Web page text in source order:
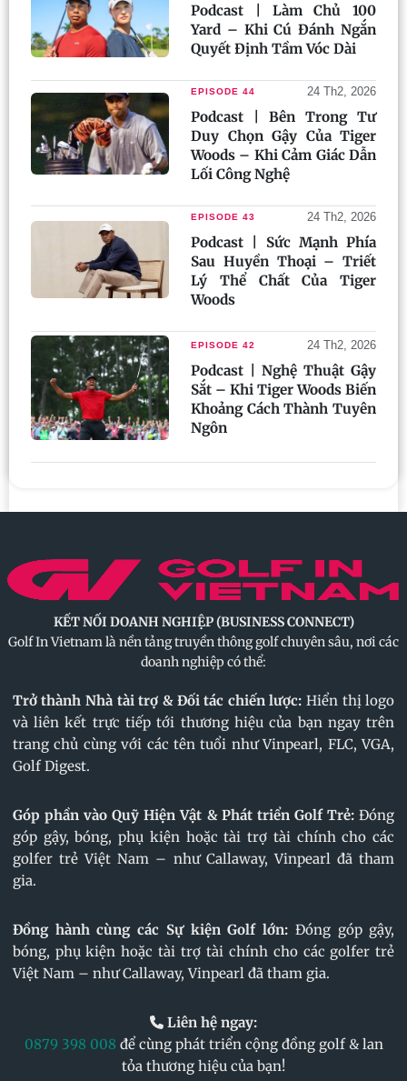
Podcast | Làm Chủ 100
Yard – Khi Cú Đánh Ngắn
Quyết Định Tầm Vóc Dài
EPISODE 44 24 Th2, 2026
Podcast | Bên Trong Tư
Duy Chọn Gậy Của Tiger
Woods – Khi Cảm Giác Dẫn
Lối Công Nghệ
EPISODE 43 24 Th2, 2026
Podcast | Sức Mạnh Phía
Sau Huyền Thoại – Triết
Lý Thể Chất Của Tiger
Woods
EPISODE 42 24 Th2, 2026
Podcast | Nghệ Thuật Gậy
Sắt – Khi Tiger Woods Biến
Khoảng Cách Thành Tuyên
Ngôn
KẾT NỐI DOANH NGHIỆP (BUSINESS CONNECT)
Golf In Vietnam là nền tảng truyền thông golf chuyên sâu, nơi các
doanh nghiệp có thể:
Trở thành Nhà tài trợ & Đối tác chiến lược: Hiển thị logo
và liên kết trực tiếp tới thương hiệu của bạn ngay trên
trang chủ cùng với các tên tuổi như Vinpearl, FLC, VGA,
Golf Digest.
Góp phần vào Quỹ Hiện Vật & Phát triển Golf Trẻ: Đóng
góp gậy, bóng, phụ kiện hoặc tài trợ tài chính cho các
golfer trẻ Việt Nam – như Callaway, Vinpearl đã tham
gia.
Đồng hành cùng các Sự kiện Golf lớn: Đóng góp gậy,
bóng, phụ kiện hoặc tài trợ tài chính cho các golfer trẻ
Việt Nam – như Callaway, Vinpearl đã tham gia.
Liên hệ ngay:
0879 398 008 để cùng phát triển cộng đồng golf & lan
tỏa thương hiệu của bạn!